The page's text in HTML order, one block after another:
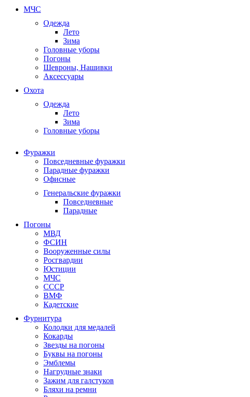
МЧС
Одежда
Лето
Зима
Головные уборы
Погоны
Шевроны, Нашивки
Аксессуары
Охота
Одежда
Лето
Зима
Головные уборы
Фуражки
Повседневные фуражки
Парадные фуражки
Офисные
Генеральские фуражки
Повседневные
Парадные
Погоны
МВД
ФСИН
Вооруженные силы
Росгвардии
Юстиции
МЧС
СССР
ВМФ
Кадетские
Фурнитура
Колодки для медалей
Кокарды
Звезды на погоны
Буквы на погоны
Эмблемы
Нагрудные знаки
Зажим для галстуков
Бляхи на ремни